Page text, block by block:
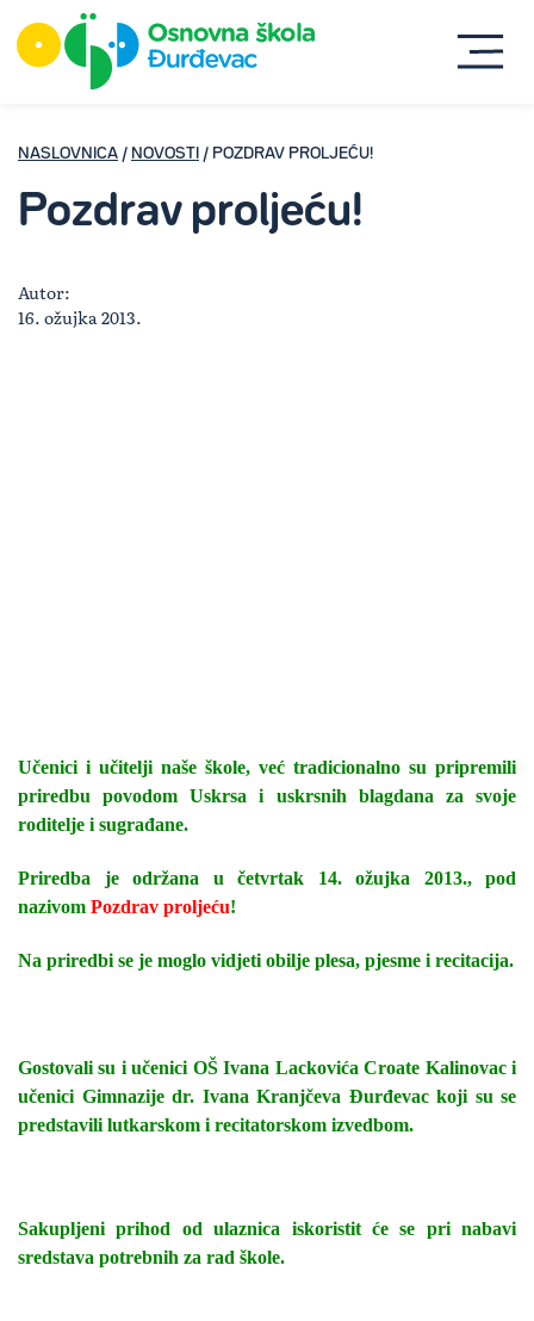
NASLOVNICA / NOVOSTI / POZDRAV PROLJEĆU!
Pozdrav proljeću!
Autor:
16. ožujka 2013.
Učenici i učitelji naše škole, već tradicionalno su pripremili
priredbu povodom Uskrsa i uskrsnih blagdana za svoje
roditelje i sugrađane.
Priredba je održana u četvrtak 14. ožujka 2013., pod
nazivom Pozdrav proljeću!
Na priredbi se je moglo vidjeti obilje plesa, pjesme i recitacija.
Gostovali su i učenici OŠ Ivana Lackovića Croate Kalinovac i
učenici Gimnazije dr. Ivana Kranjčeva Đurđevac koji su se
predstavili lutkarskom i recitatorskom izvedbom.
Sakupljeni prihod od ulaznica iskoristit će se pri nabavi
sredstava potrebnih za rad škole.